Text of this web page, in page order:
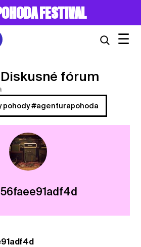
FESTIVAL
☰
fórum
pohody #agenturapohoda